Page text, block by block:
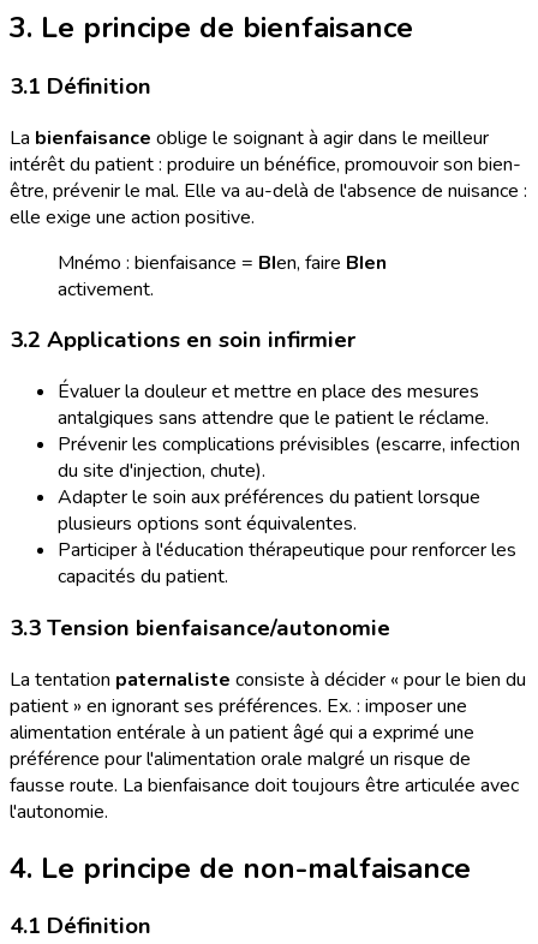
3. Le principe de bienfaisance
3.1 Définition
La bienfaisance oblige le soignant à agir dans le meilleur
intérêt du patient : produire un bénéfice, promouvoir son bien-
être, prévenir le mal. Elle va au-delà de l'absence de nuisance :
elle exige une action positive.
Mnémo : bienfaisance = BIen, faire BIen
activement.
3.2 Applications en soin infirmier
Évaluer la douleur et mettre en place des mesures
antalgiques sans attendre que le patient le réclame.
Prévenir les complications prévisibles (escarre, infection
du site d'injection, chute).
Adapter le soin aux préférences du patient lorsque
plusieurs options sont équivalentes.
Participer à l'éducation thérapeutique pour renforcer les
capacités du patient.
3.3 Tension bienfaisance/autonomie
La tentation paternaliste consiste à décider « pour le bien du
patient » en ignorant ses préférences. Ex. : imposer une
alimentation entérale à un patient âgé qui a exprimé une
préférence pour l'alimentation orale malgré un risque de
fausse route. La bienfaisance doit toujours être articulée avec
l'autonomie.
4. Le principe de non-malfaisance
4.1 Définition